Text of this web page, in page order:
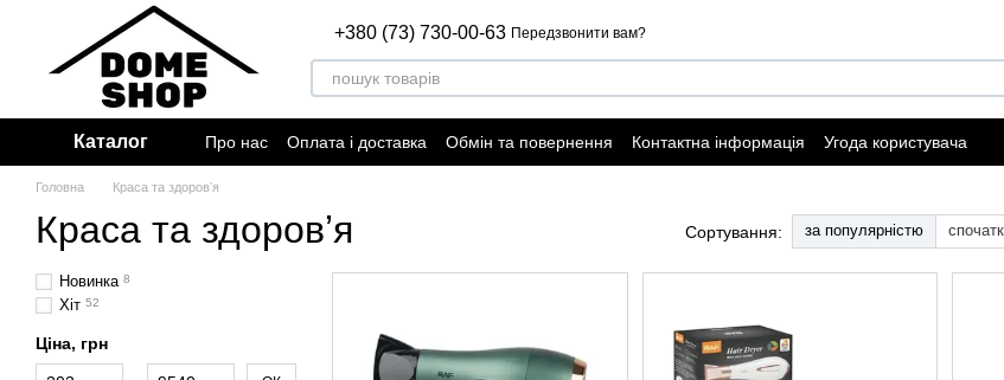
Перейти до основного контенту
+380 (73) 730-00-63 Передзвонити вам?
Каталог Про нас Оплата і доставка Обмін та повернення Контактна інформація
Угода користувача
Відгуки про магазин
Договір публічної оферти
Головна Краса та здоровʼя
Краса та здоровʼя Сортування: за популярністю
Новинка 8
Хіт 52
Ціна, грн
Від Ціна, грн
До Ціна, грн